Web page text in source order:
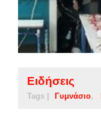
Ειδήσεις
Tags | Γυμνάσιο